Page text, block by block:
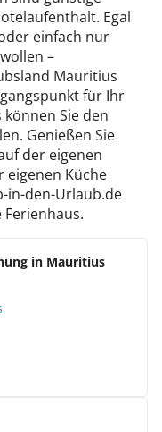
Egal
einfach nur
–
Mauritius
für Ihr
Sie den
Genießen Sie
der eigenen
eigenen Küche
in-den-Urlaub.de
in Mauritius